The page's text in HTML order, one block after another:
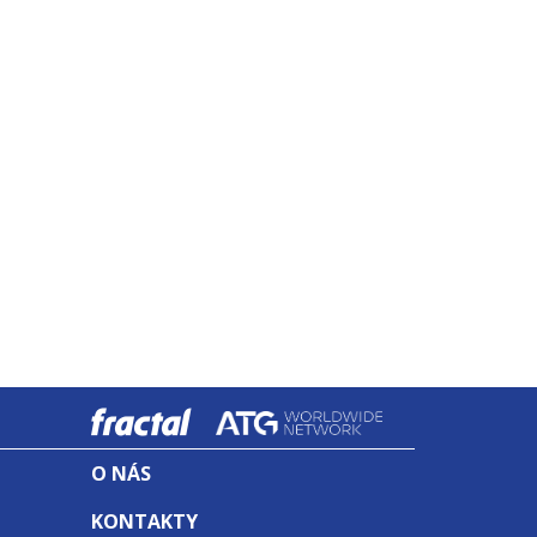
fractal
O NÁS
KONTAKTY